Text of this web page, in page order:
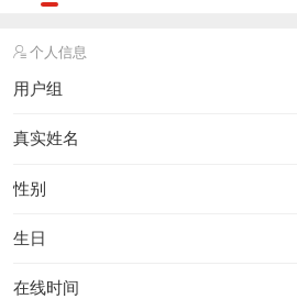
个人信息
用户组
真实姓名
性别
生日
在线时间